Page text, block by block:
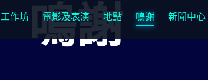
工作坊 電影及表演 地點 鳴謝 新聞中心
鳴謝